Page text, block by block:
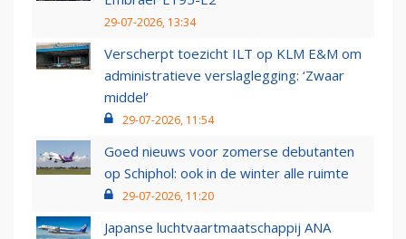
29-07-2026, 13:34
Verscherpt toezicht ILT op KLM E&M om
administratieve verslaglegging: ‘Zwaar
middel’
29-07-2026, 11:54
Goed nieuws voor zomerse debutanten
op Schiphol: ook in de winter alle ruimte
29-07-2026, 11:20
Japanse luchtvaartmaatschappij ANA